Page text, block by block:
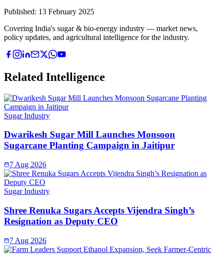
Published: 13 February 2025
Covering India's sugar & bio-energy industry — market news,
policy updates, and agricultural intelligence for the industry.
Related Intelligence
Sugar Industry
Dwarikesh Sugar Mill Launches Monsoon
Sugarcane Planting Campaign in Jaitipur
7 Aug 2026
Sugar Industry
Shree Renuka Sugars Accepts Vijendra Singh’s
Resignation as Deputy CEO
7 Aug 2026